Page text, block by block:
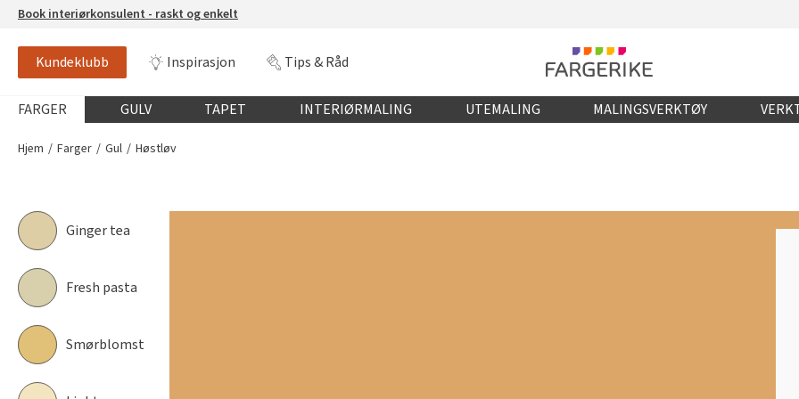
Book interiørkonsulent - raskt og enkelt
Kundeklubb Inspirasjon Tips & Råd
Globalnavigasjon mobil
FARGER GULV TAPET INTERIØRMALING UTEMALING MALINGSVERKTØY
HØSTLØV
Hjem Farger Gul Høstløv
Ginger tea
Fresh pasta
Smørblomst